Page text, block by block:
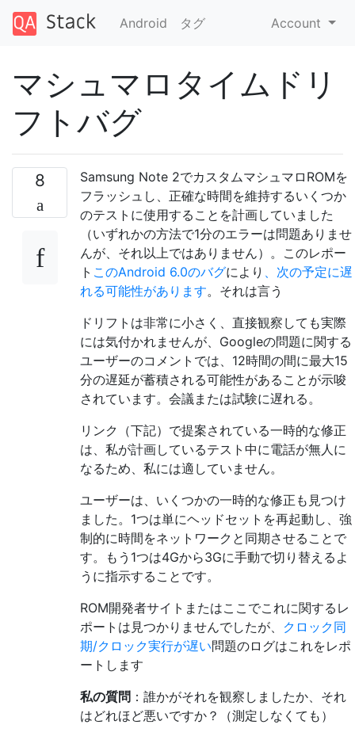
Android タグ Account
マシュマロタイムドリ
フトバグ
8
Samsung Note 2でカスタムマシュマロROMを
フラッシュし、正確な時間を維持するいくつか
のテストに使用することを計画していました
（いずれかの方法で1分のエラーは問題ありませ
んが、それ以上ではありません）。このレポー
ト このAndroid 6.0のバグにより
、次の予定に遅
れる可能性があります。それは言う
ドリフトは非常に小さく、直接観察しても実際
には気付かれませんが、Googleの問題に関する
ユーザーのコメントでは、12時間の間に最大15
分の遅延が蓄積される可能性があることが示唆
されています。会議または試験に遅れる。
リンク（下記）で提案されている一時的な修正
は、私が計画しているテスト中に電話が無人に
なるため、私には適していません。
ユーザーは、いくつかの一時的な修正も見つけ
ました。1つは単にヘッドセットを再起動し、強
制的に時間をネットワークと同期させることで
す。もう1つは4Gから3Gに手動で切り替えるよ
うに指示することです。
ROM開発者サイトまたはここでこれに関するレ
ポートは見つかりませんでしたが、 クロック同
期/クロック実行が遅い問題のログはこれをレポ
ートします
私の質問 ：誰かがそれを観察しましたか、それ
はどれほど悪いですか？（測定しなくても）